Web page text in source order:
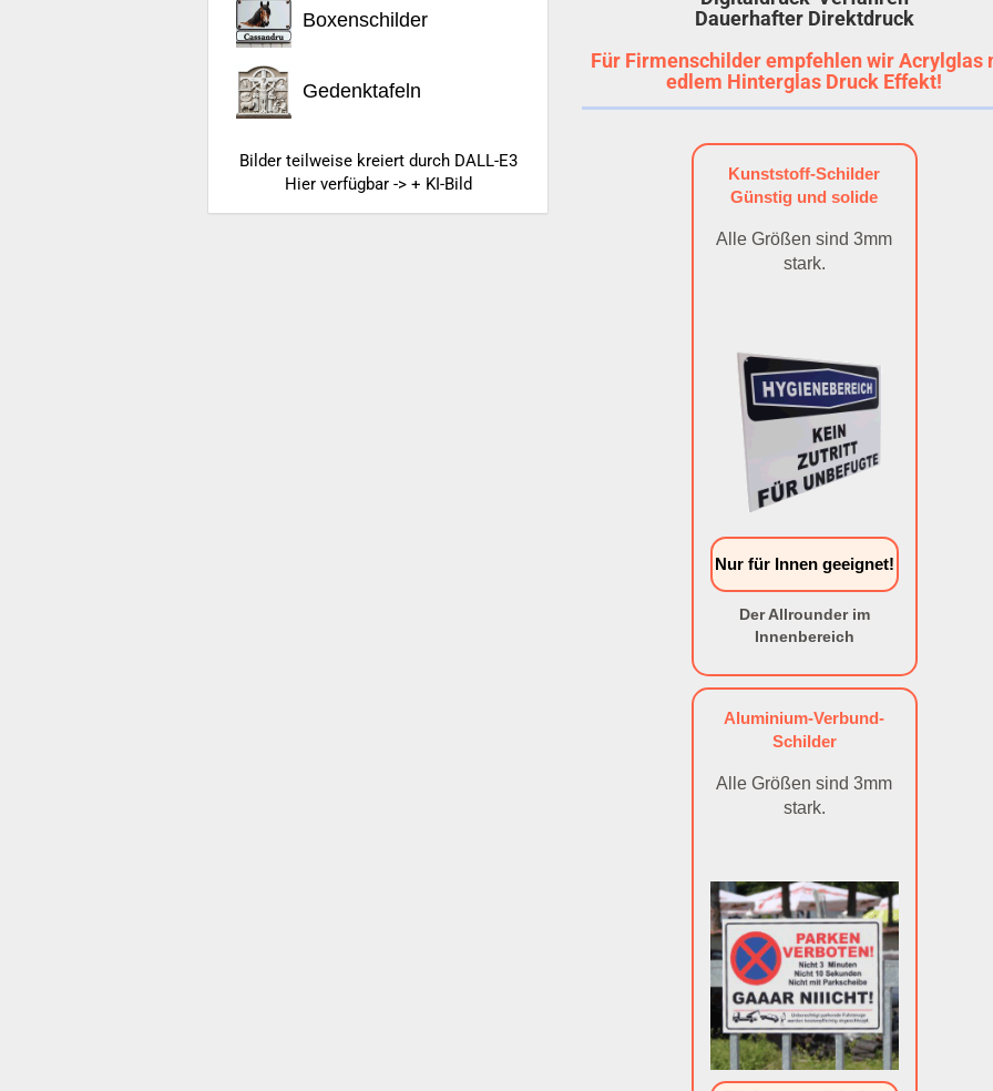
Dauerhafter Direktdruck
Für Firmenschilder empfehlen wir Acrylglas
edlem Hinterglas Druck Effekt!
Kunststoff-Schilder
Günstig und solide
Alle Größen sind 3mm
stark.
Nur für Innen geeignet!
Der Allrounder im
Innenbereich
Aluminium-Verbund-
Schilder
Alle Größen sind 3mm
stark.
Boxenschilder
Gedenktafeln
Bilder teilweise kreiert durch DALL-E3
Hier verfügbar -> + KI-Bild